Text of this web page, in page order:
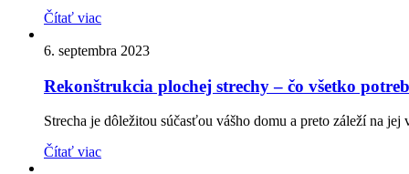
Čítať viac
6. septembra 2023
Rekonštrukcia plochej strechy – čo všetko
Strecha je dôležitou súčasťou vášho domu a preto záleží na jej
Čítať viac